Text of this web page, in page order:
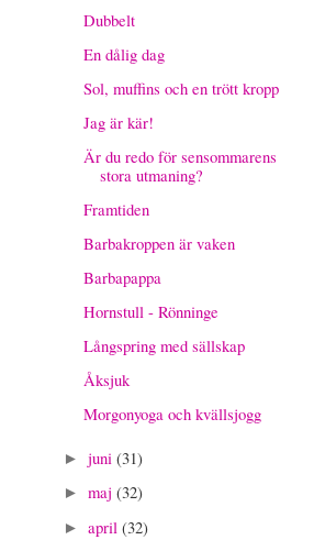
Dubbelt
En dålig dag
Sol, muffins och en trött kropp
Jag är kär!
Är du redo för sensommarens
stora utmaning?
Framtiden
Barbakroppen är vaken
Barbapappa
Hornstull - Rönninge
Långspring med sällskap
Åksjuk
Morgonyoga och kvällsjogg
► juni (31)
► maj (32)
► april (32)